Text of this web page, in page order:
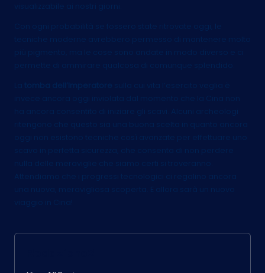
visualizzabile ai nostri giorni.
Con ogni probabilità se fossero state ritrovate oggi, le
tecniche moderne avrebbero permesso di mantenere molto
più pigmento, ma le cose sono andate in modo diverso e ci
permette di ammirare qualcosa di comunque splendido.
tomba dell’Imperatore
sulla cui vita l’esercito veglia è
invece ancora oggi inviolata dal momento che la Cina non
ha ancora consentito di iniziare gli scavi. Alcuni archeologi
ritengono che questo sia una buona scelta in quanto ancora
oggi non esistono tecniche così avanzate per effettuare uno
scavo in perfetta sicurezza, che consenta di non perdere
nulla delle meraviglie che siamo certi si troveranno.
Attendiamo che i progressi tecnologici ci regalino ancora
una nuova, meravigliosa scoperta. E allora sarà un nuovo
viaggio in Cina!